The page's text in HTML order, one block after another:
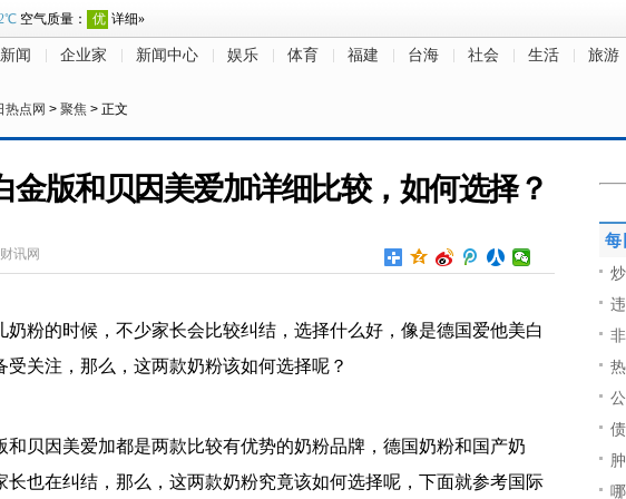
新闻 企业家 新闻中心 娱乐 体育 福建 台海 社会 生活 旅游
热点网 > 聚焦 > 正文
金版和贝因美爱加详细比较，如何选择？
财讯网
奶粉的时候，不少家长会比较纠结，选择什么好，像是德国爱他美白
受关注，那么，这两款奶粉该如何选择呢？
和贝因美爱加都是两款比较有优势的奶粉品牌，德国奶粉和国产奶
长也在纠结，那么，这两款奶粉究竟该如何选择呢，下面就参考国际
每